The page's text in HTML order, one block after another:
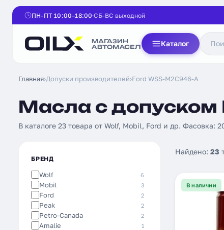
ПН-ПТ 10:00–18:00 СБ-ВС выходной
Каталог
Главная›Допуски производителей›Ford WSS-M2C946-A
Масла с допуском
В каталоге 23 товара от Wolf, Mobil, Ford и др. Фасовка:
БРЕНД
Wolf 6
Mobil 3
Ford 2
Peak 2
Petro-Canada 2
Amalie 1
Найдено: 23
В наличии